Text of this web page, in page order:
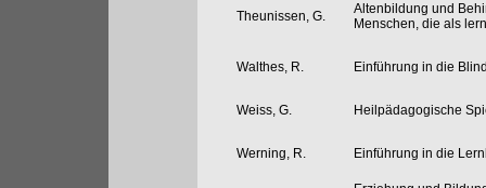
Theunissen, G.
Altenbildung und
Menschen, die als
Walthes, R. Einführung in die
Weiss, G. Heilpädagogische
Werning, R. Einführung in die